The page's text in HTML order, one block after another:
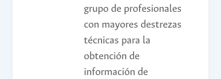
grupo de profesionales
con mayores destrezas
técnicas para la
obtención de
información de